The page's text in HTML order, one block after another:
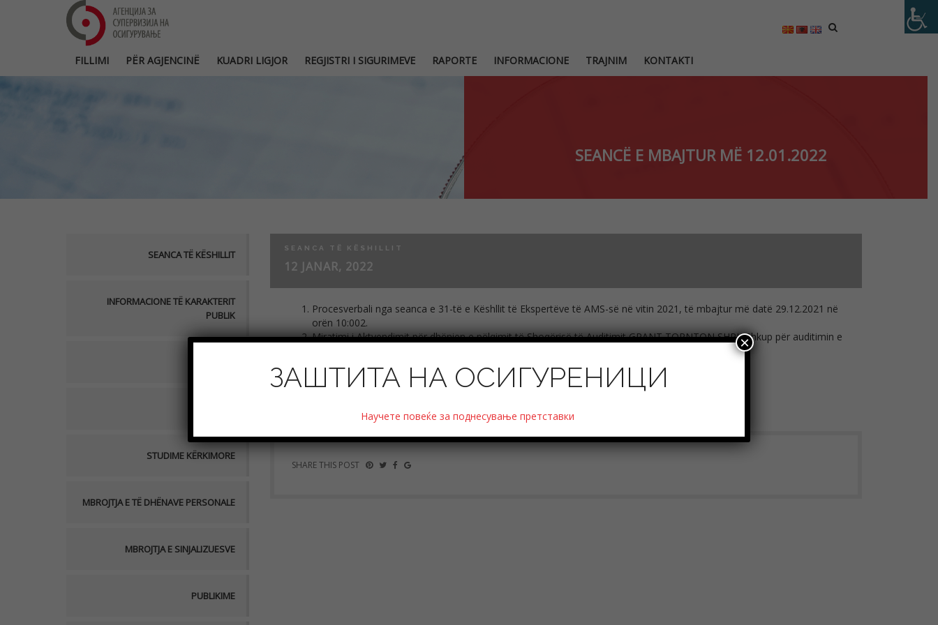
FILLIMI PËR AGJENCINË KUADRI LIGJOR REGJISTRI I SIGURIMEVE RAPORTE INFORMACIONE TRAJNIM KONTAKTI
SEANCË E MBAJTUR MË 12.01.2022
SEANCA TË KËSHILLIT
INFORMACIONE TË KARAKTERIT
PUBLIK
STUDIME KËRKIMORE
MBROJTJA E TË DHËNAVE PERSONALE
MBROJTJA E SINJALIZUESVE
PUBLIKIME
SEANCA TË KËSHILLIT
12 JANAR, 2022
Procesverbali nga seanca e 31-të e Këshllit të Ekspertëve të AMS-së në vitin 2021, të mbajtur më datë 29.12.2021 në
orën 10:002.
Miratimi i Aktvendimit për dhënien e pëlqimit të Shoqërisë të Auditimit GRANT TORNTON SHPK Shkup për auditimin e
SHARE THIS POST
ЗАШТИТА НА ОСИГУРЕНИЦИ
Научете повеќе за поднесување претставки
×